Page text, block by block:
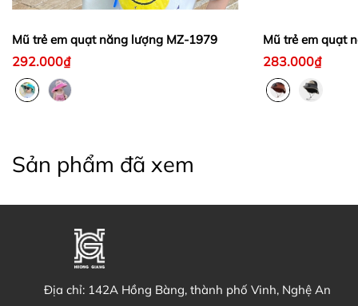
Mũ trẻ em quạt năng lượng MZ-1979
292.000₫
Mũ trẻ em quạt
283.000₫
Sản phẩm đã xem
Địa chỉ: 142A Hồng Bàng, thành phố Vinh, Nghệ An